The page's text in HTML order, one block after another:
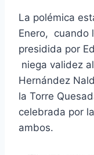
La polémica
Enero, cuando
presidida por
niega validez
Hernández
la Torre
celebrada por
ambos.